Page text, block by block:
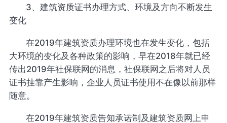
3、建筑资质证书办理方式、环境及方向不断发生
变化
在2019年建筑资质办理环境也在发生变化，包括
大环境的变化及各种政策的影响，早在2018年就已经
传出2019年社保联网的消息，社保联网之后将对人员
证书挂靠产生影响，企业人员证书使用不在像以前那样
随意。
在2019年建筑资质告知承诺制及建筑资质网上申